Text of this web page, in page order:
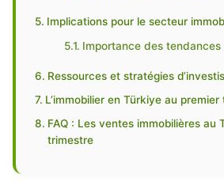
Implications pour le secteur
Importance des tendances
Ressources et stratégies
L’immobilier en Türkiye au
FAQ : Les ventes immobilières au
trimestre